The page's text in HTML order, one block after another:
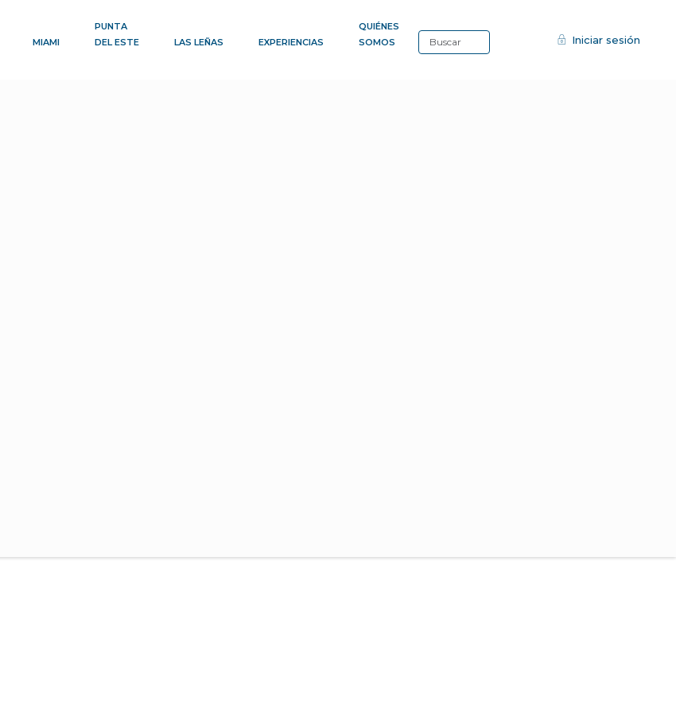
MIAMI
PUNTA
DEL ESTE
LAS LEÑAS EXPERIENCIAS
QUIÉNES
SOMOS
Iniciar sesión